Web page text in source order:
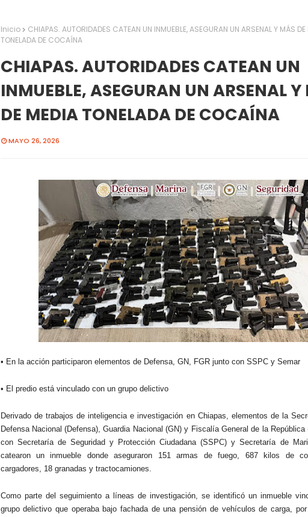
Inicio
CHIAPAS. AUTORIDADES CATEAN UN INMUEBLE, ASEGURAN UN ARSENAL Y MÁS DE
TONELADA DE COCAÍNA
CHIAPAS. AUTORIDADES CATEAN UN
INMUEBLE, ASEGURAN UN ARSENAL Y
DE MEDIA TONELADA DE COCAÍNA
MAYO 26, 2026
• En la acción participaron elementos de Defensa, GN, FGR junto con SSPC y Semar
• El predio está vinculado con un grupo delictivo
Derivado de trabajos de inteligencia e investigación en Chiapas, elementos de la
Defensa Nacional (Defensa), Guardia Nacional (GN) y Fiscalía General de la República
con Secretaría de Seguridad y Protección Ciudadana (SSPC) y Secretaría de
catearon un inmueble donde aseguraron 151 armas de fuego, 687 kilos de
cargadores, 18 granadas y tractocamiones.
Como parte del seguimiento a líneas de investigación, se identificó un inmueble
grupo delictivo que operaba bajo fachada de una pensión de vehículos de carga,